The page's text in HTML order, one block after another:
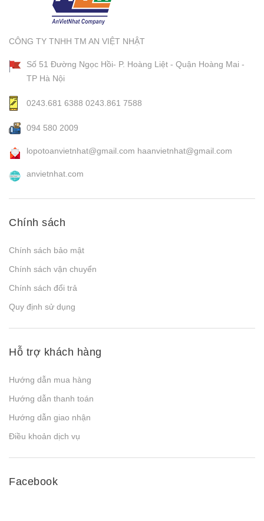
CÔNG TY TNHH TM AN VIỆT NHẬT
Số 51 Đường Ngọc Hồi- P. Hoàng Liệt - Quận Hoàng Mai -
TP Hà Nội
0243.681 6388 0243.861 7588
094 580 2009
lopotoanvietnhat@gmail.com haanvietnhat@gmail.com
anvietnhat.com
Chính sách
Chính sách bảo mật
Chính sách vận chuyển
Chính sách đổi trả
Quy định sử dụng
Hỗ trợ khách hàng
Hướng dẫn mua hàng
Hướng dẫn thanh toán
Hướng dẫn giao nhận
Điều khoản dịch vụ
Facebook